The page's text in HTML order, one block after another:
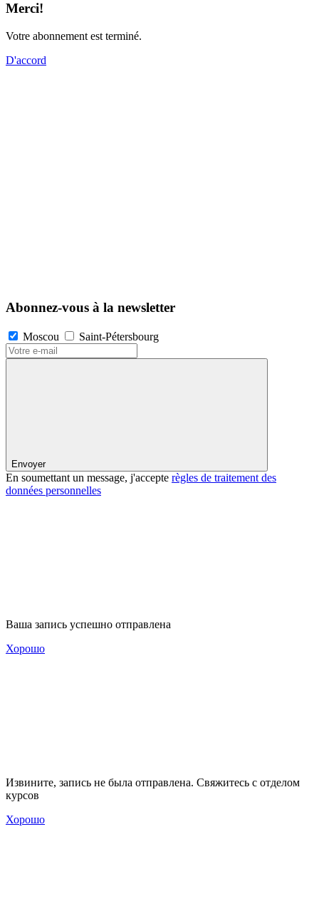
Merci!
Votre abonnement est terminé.
D'accord
Abonnez-vous à la newsletter
Moscou Saint-Pétersbourg
Envoyer
En soumettant un message, j'accepte règles de traitement des
données personnelles
Ваша запись успешно отправлена
Хорошо
Извините, запись не была отправлена. Свяжитесь с отделом
курсов
Хорошо